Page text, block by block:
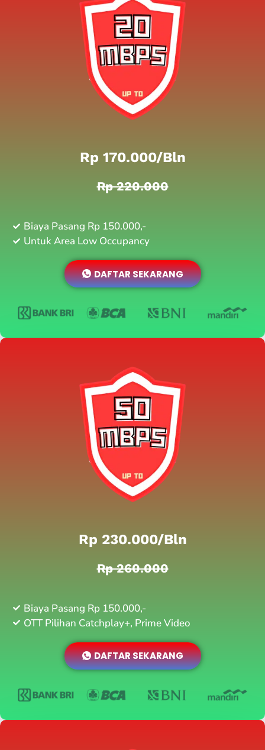
Rp 170.000/bln
Rp 220.000
Biaya Pasang Rp 150.000,-
Untuk Area Low Occupancy
DAFTAR SEKARANG
Rp 230.000/bln
Rp 260.000
Biaya Pasang Rp 150.000,-
OTT Pilihan Catchplay+, Prime Video
DAFTAR SEKARANG